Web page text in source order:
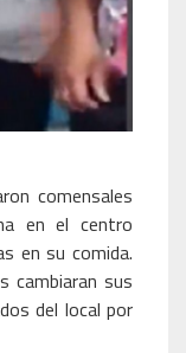
comensales
en el centro
en su comida.
cambiaran sus
del local por